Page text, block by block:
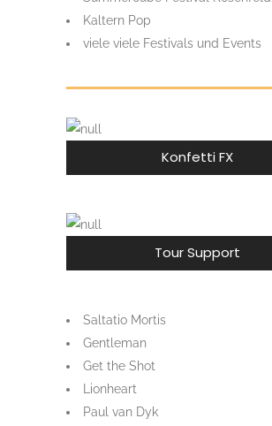
Kaltern Pop
viele viele Festivals und Events
Konfetti FX
Tour Support
Saltatio Mortis
Gentleman
Get the Shot
Lionheart
Paul van Dyk